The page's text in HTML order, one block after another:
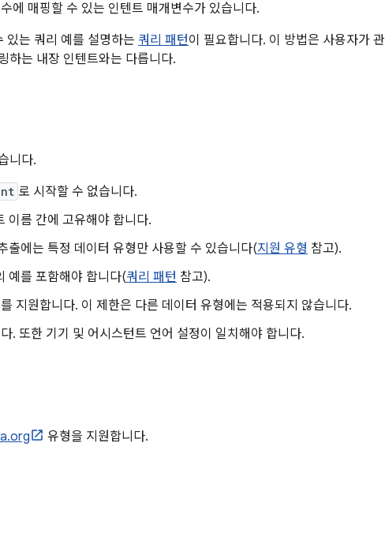
에 매핑할 수 있는 인텐트 매개변수가 있습니다.
있는 쿼리 예를 설명하는 쿼리 패턴이 필요합니다. 이 방법은 사용자가 관
하는 내장 인텐트와는 다릅니다.
니다.
로 시작할 수 없습니다.
이름 간에 고유해야 합니다.
에는 특정 데이터 유형만 사용할 수 있습니다(지원 유형 참고).
예를 포함해야 합니다(쿼리 패턴 참고).
지원합니다. 이 제한은 다른 데이터 유형에는 적용되지 않습니다.
. 또한 기기 및 어시스턴트 언어 설정이 일치해야 합니다.
유형을 지원합니다.